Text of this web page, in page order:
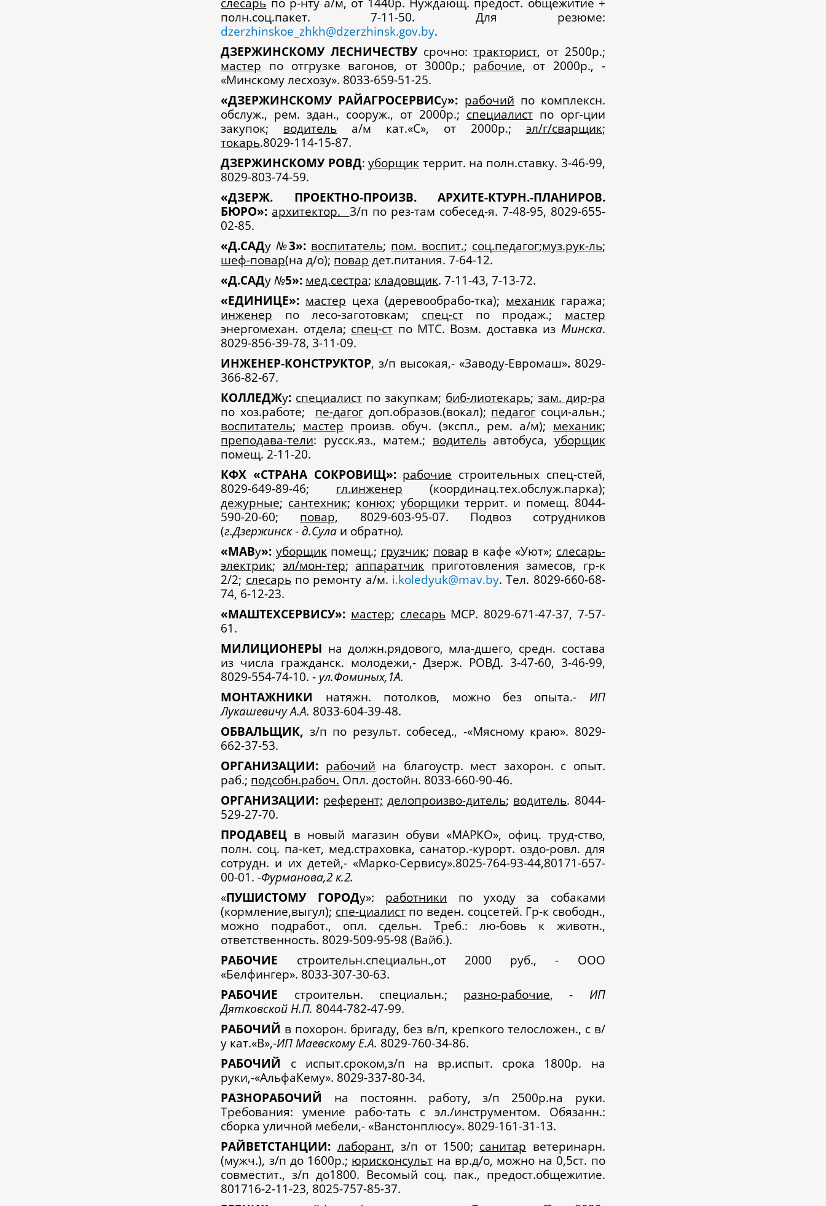
полн.соц.пакет. 7-11-50. Для резюме:
dzerzhinskoe_zhkh@dzerzhinsk.gov.by.
ДЗЕРЖИНСКОМУ ЛЕСНИЧЕСТВУ срочно:тракторист, от 2500р.;
мастер по отгрузке вагонов, от 3000р.; рабочие, от 2000р., -
«Минскому лесхозу». 8033-659-51-25.
«ДЗЕРЖИНСКОМУ РАЙАГРОСЕРВИСу»: рабочий по комплексн.
обслуж., рем. здан., сооруж., от 2000р.; специалистпо орг-ции
закупок; водитель а/м кат.«С», от 2000р.; эл/г/сварщик;
токарь.8029-114-15-87.
ДЗЕРЖИНСКОМУ РОВД:уборщик террит. на полн.ставку. 3-46-99,
8029-803-74-59.
«ДЗЕРЖ. ПРОЕКТНО-ПРОИЗВ. АРХИТЕ-КТУРН.-ПЛАНИРОВ.
БЮРО»: архитектор. З/п по рез-там собесед-я. 7-48-95, 8029-655-
02-85.
«Д.САДу№3»: воспитатель; пом. воспит.; соц.педагог;муз.рук-ль;
шеф-повар(на д/о); повар дет.питания. 7-64-12.
«Д.САДу№5»: мед.сестра; кладовщик. 7-11-43, 7-13-72.
«ЕДИНИЦЕ»: мастер цеха (деревообрабо-тка); механик гаража;
инженер по лесо-заготовкам; спец-стпо продаж.; мастер
энергомехан. отдела; спец-ст по МТС. Возм. доставка из Минска.
8029-856-39-78, 3-11-09.
ИНЖЕНЕР-КОНСТРУКТОР, з/п высокая,- «Заводу-Евромаш». 8029-
366-82-67.
КОЛЛЕДЖу: специалист по закупкам; биб-лиотекарь; зам. дир-ра
по хоз.работе;
пе-дагог доп.образов.(вокал); педагог соци-альн.;
воспитатель; мастер произв. обуч. (экспл., рем. а/м); механик;
преподава-тели: русск.яз., матем.; водительавтобуса, уборщик
помещ. 2-11-20.
КФХ «СТРАНА СОКРОВИЩ»: рабочие строительных спец-стей,
8029-649-89-46; гл.инженер (координац.тех.обслуж.парка);
дежурные; сантехник; конюх;уборщики террит. и помещ. 8044-
590-20-60; повар, 8029-603-95-07. Подвоз сотрудников
(г.Дзержинск- д.Сула и обратно).
«МАВу»: уборщикпомещ.; грузчик; повар в кафе «Уют»; слесарь-
электрик; эл/мон-тер; аппаратчик приготовления замесов, гр-к
2/2; слесарьпо ремонту а/м. i.koledyuk@mav.by. Тел. 8029-660-68-
74, 6-12-23.
«МАШТЕХСЕРВИСУ»: мастер; слесарьМСР. 8029-671-47-37, 7-57-
61.
МИЛИЦИОНЕРЫ на должн.рядового, мла-дшего, средн. состава
из числа гражданск. молодежи,- Дзерж. РОВД. 3-47-60, 3-46-99,
8029-554-74-10. - ул.Фоминых,1А.
МОНТАЖНИКИ натяжн. потолков, можно без опыта.- ИП
Лукашевичу А.А. 8033-604-39-48.
ОБВАЛЬЩИК, з/п по результ. собесед., -«Мясному краю». 8029-
662-37-53.
ОРГАНИЗАЦИИ: рабочий на благоустр. мест захорон. с опыт.
раб.; подсобн.рабоч. Опл. достойн. 8033-660-90-46.
ОРГАНИЗАЦИИ: референт; делопроизво-дитель; водитель. 8044-
529-27-70.
ПРОДАВЕЦ в новый магазин обуви «МАРКО», офиц. труд-ство,
полн. соц. па-кет, мед.страховка, санатор.-курорт. оздо-ровл. для
сотрудн. и их детей,- «Марко-Сервису».8025-764-93-44,80171-657-
00-01. -Фурманова,2 к.2.
«ПУШИСТОМУ ГОРОДу»: работники по уходу за собаками
(кормление,выгул); спе-циалистпо веден. соцсетей. Гр-к свободн.,
можно подработ., опл. сдельн. Треб.: лю-бовь к животн.,
ответственность. 8029-509-95-98 (Вайб.).
РАБОЧИЕ строительн.специальн.,от 2000 руб., - ООО
«Белфингер». 8033-307-30-63.
РАБОЧИЕ строительн. специальн.; разно-рабочие, - ИП
Дятковской Н.П. 8044-782-47-99.
РАБОЧИЙ в похорон. бригаду, без в/п, крепкого телосложен., с в/
у кат.«В»,-ИП Маевскому Е.А. 8029-760-34-86.
РАБОЧИЙ с испыт.сроком,з/п на вр.испыт. срока 1800р. на
руки,-«АльфаКему». 8029-337-80-34.
РАЗНОРАБОЧИЙ на постоянн. работу, з/п 2500р.на руки.
Требования: умение рабо-тать с эл./инструментом. Обязанн.:
сборка уличной мебели,- «Ванстонплюсу». 8029-161-31-13.
РАЙВЕТСТАНЦИИ: лаборант, з/п от 1500; санитар ветеринарн.
(мужч.), з/п до 1600р.; юрисконсульт на вр.д/о, можно на 0,5ст. по
совместит., з/п до1800. Весомый соц. пак., предост.общежитие.
801716-2-11-23, 8025-757-85-37.